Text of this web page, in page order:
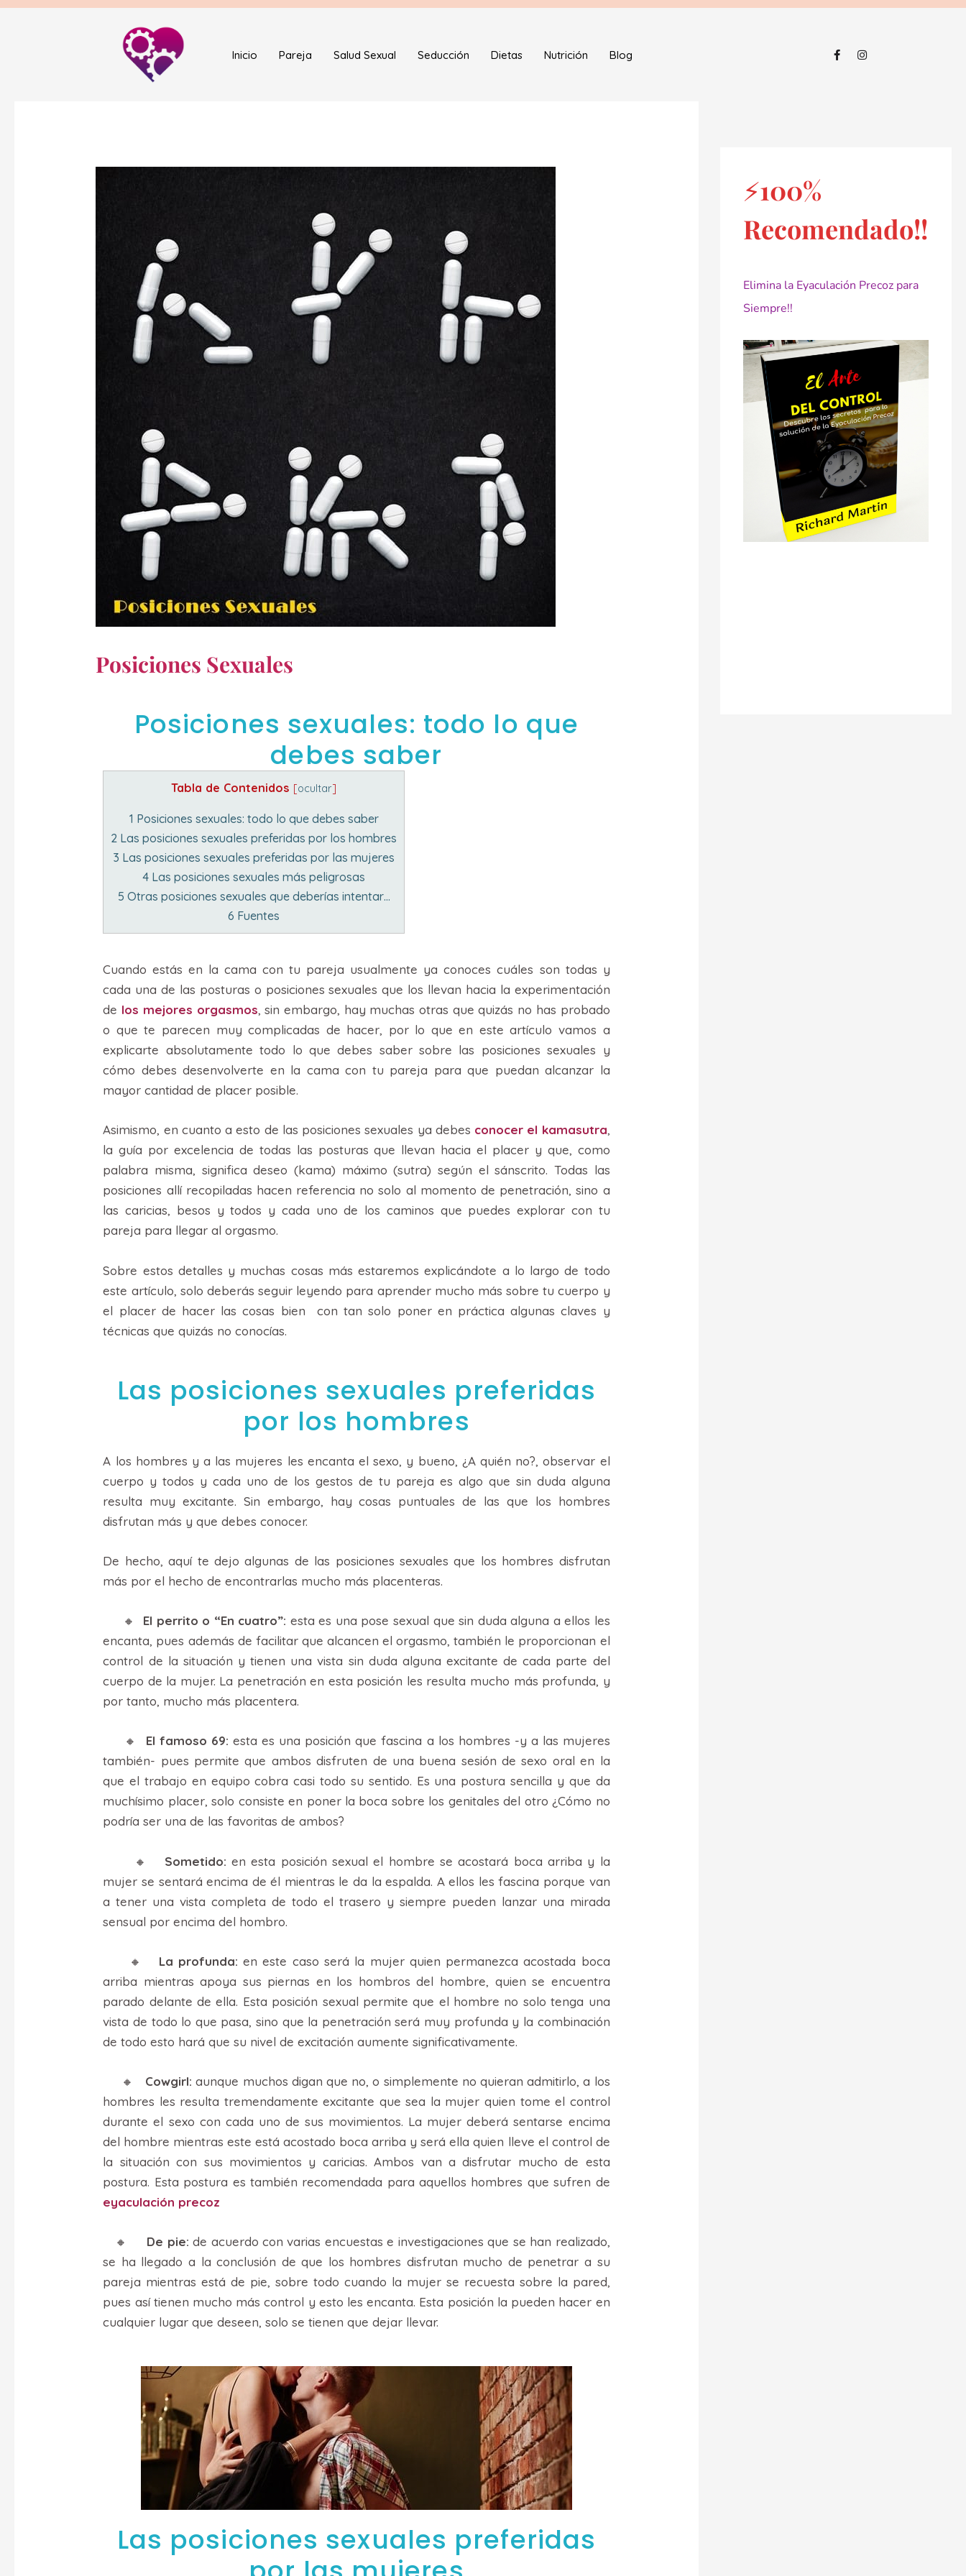
Inicio Pareja Salud Sexual Seducción Dietas Nutrición Blog
Posiciones Sexuales
Posiciones sexuales: todo lo que
debes saber
Tabla de Contenidos [ocultar]
1 Posiciones sexuales: todo lo que debes saber
2 Las posiciones sexuales preferidas por los hombres
3 Las posiciones sexuales preferidas por las mujeres
4 Las posiciones sexuales más peligrosas
5 Otras posiciones sexuales que deberías intentar…
6 Fuentes
Cuando estás en la cama con tu pareja usualmente ya conoces cuáles son todas y
cada una de las posturas o posiciones sexuales que los llevan hacia la experimentación
de los mejores orgasmos, sin embargo, hay muchas otras que quizás no has probado
o que te parecen muy complicadas de hacer, por lo que en este artículo vamos a
explicarte absolutamente todo lo que debes saber sobre las posiciones sexuales y
cómo debes desenvolverte en la cama con tu pareja para que puedan alcanzar la
mayor cantidad de placer posible.
Asimismo, en cuanto a esto de las posiciones sexuales ya debes conocer el kamasutra,
la guía por excelencia de todas las posturas que llevan hacia el placer y que, como
palabra misma, significa deseo (kama) máximo (sutra) según el sánscrito. Todas las
posiciones allí recopiladas hacen referencia no solo al momento de penetración, sino a
las caricias, besos y todos y cada uno de los caminos que puedes explorar con tu
pareja para llegar al orgasmo.
Sobre estos detalles y muchas cosas más estaremos explicándote a lo largo de todo
este artículo, solo deberás seguir leyendo para aprender mucho más sobre tu cuerpo y
el placer de hacer las cosas bien con tan solo poner en práctica algunas claves y
técnicas que quizás no conocías.
Las posiciones sexuales preferidas
por los hombres
A los hombres y a las mujeres les encanta el sexo, y bueno, ¿A quién no?, observar el
cuerpo y todos y cada uno de los gestos de tu pareja es algo que sin duda alguna
resulta muy excitante. Sin embargo, hay cosas puntuales de las que los hombres
disfrutan más y que debes conocer.
De hecho, aquí te dejo algunas de las posiciones sexuales que los hombres disfrutan
más por el hecho de encontrarlas mucho más placenteras.
🔸 El perrito o “En cuatro”: esta es una pose sexual que sin duda alguna a ellos les
encanta, pues además de facilitar que alcancen el orgasmo, también le proporcionan el
control de la situación y tienen una vista sin duda alguna excitante de cada parte del
cuerpo de la mujer. La penetración en esta posición les resulta mucho más profunda, y
por tanto, mucho más placentera.
🔸 El famoso 69: esta es una posición que fascina a los hombres -y a las mujeres
también- pues permite que ambos disfruten de una buena sesión de sexo oral en la
que el trabajo en equipo cobra casi todo su sentido. Es una postura sencilla y que da
muchísimo placer, solo consiste en poner la boca sobre los genitales del otro ¿Cómo no
podría ser una de las favoritas de ambos?
🔸 Sometido: en esta posición sexual el hombre se acostará boca arriba y la
mujer se sentará encima de él mientras le da la espalda. A ellos les fascina porque van
a tener una vista completa de todo el trasero y siempre pueden lanzar una mirada
sensual por encima del hombro.
🔸 La profunda: en este caso será la mujer quien permanezca acostada boca
arriba mientras apoya sus piernas en los hombros del hombre, quien se encuentra
parado delante de ella. Esta posición sexual permite que el hombre no solo tenga una
vista de todo lo que pasa, sino que la penetración será muy profunda y la combinación
de todo esto hará que su nivel de excitación aumente significativamente.
🔸 Cowgirl: aunque muchos digan que no, o simplemente no quieran admitirlo, a los
hombres les resulta tremendamente excitante que sea la mujer quien tome el control
durante el sexo con cada uno de sus movimientos. La mujer deberá sentarse encima
del hombre mientras este está acostado boca arriba y será ella quien lleve el control de
la situación con sus movimientos y caricias. Ambos van a disfrutar mucho de esta
postura. Esta postura es también recomendada para aquellos hombres que sufren de
eyaculación precoz
🔸 De pie: de acuerdo con varias encuestas e investigaciones que se han realizado,
se ha llegado a la conclusión de que los hombres disfrutan mucho de penetrar a su
pareja mientras está de pie, sobre todo cuando la mujer se recuesta sobre la pared,
pues así tienen mucho más control y esto les encanta. Esta posición la pueden hacer en
cualquier lugar que deseen, solo se tienen que dejar llevar.
Las posiciones sexuales preferidas
⚡100%
Recomendado!!
Elimina la Eyaculación Precoz para
Siempre!!